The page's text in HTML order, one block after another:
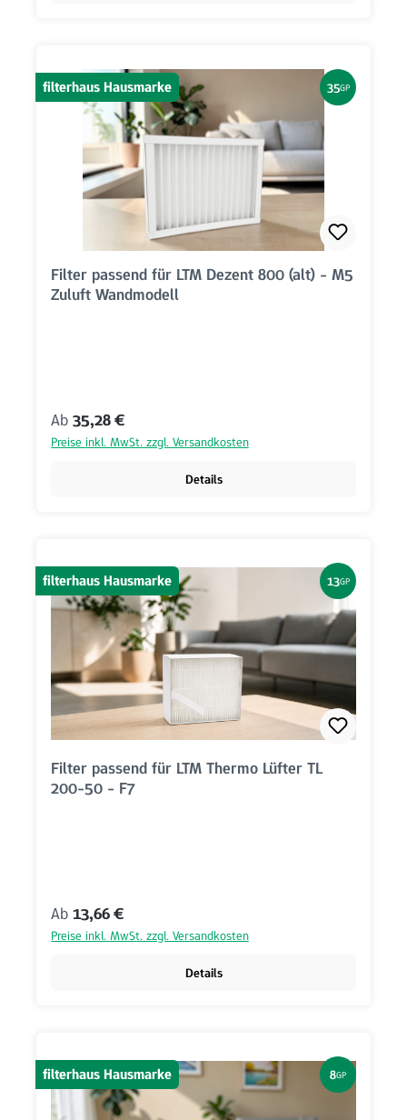
filterhaus Hausmarke 35GP
Filter passend für LTM Dezent 800 (alt) - M5
Zuluft Wandmodell
Regulärer Preis:
Ab 35,28 €
Preise inkl. MwSt. zzgl. Versandkosten
Details
filterhaus Hausmarke 13GP
Filter passend für LTM Thermo Lüfter TL
200-50 - F7
Regulärer Preis:
Ab 13,66 €
Preise inkl. MwSt. zzgl. Versandkosten
Details
filterhaus Hausmarke 8GP